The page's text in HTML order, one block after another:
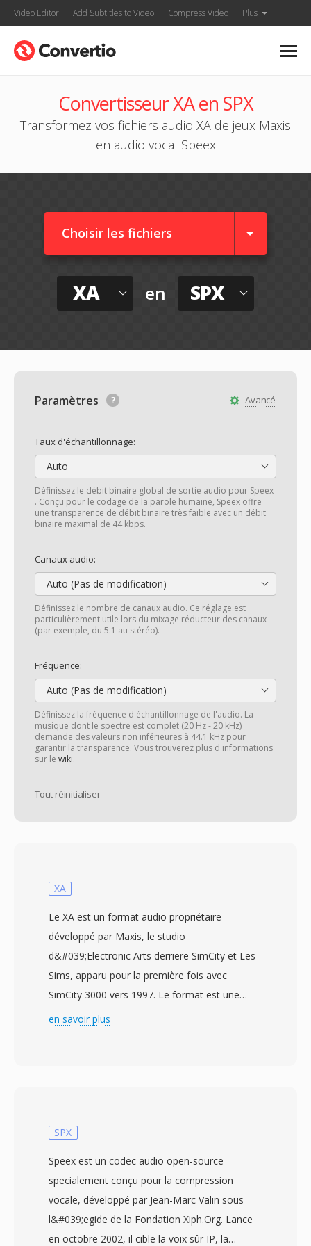
Video Editor Add Subtitles to Video Compress Video Plus
Convertisseur XA en SPX
Transformez vos fichiers audio XA de jeux Maxis
en audio vocal Speex
Choisir les fichiers
XA en SPX
Avancé
Paramètres
Taux d'échantillonnage:
Auto
Définissez le débit binaire global de sortie audio pour Speex
. Conçu pour le codage de la parole humaine, Speex offre
une transparence de débit binaire très faible avec un débit
binaire maximal de 44 kbps.
Canaux audio:
Auto (Pas de modification)
Définissez le nombre de canaux audio. Ce réglage est
particulièrement utile lors du mixage réducteur des canaux
(par exemple, du 5.1 au stéréo).
Fréquence:
Auto (Pas de modification)
Définissez la fréquence d'échantillonnage de l'audio. La
musique dont le spectre est complet (20 Hz - 20 kHz)
demande des valeurs non inférieures à 44.1 kHz pour
garantir la transparence. Vous trouverez plus d'informations
sur le wiki.
Tout réinitialiser
XA
Le XA est un format audio propriétaire
développé par Maxis, le studio
d&#039;Electronic Arts derriere SimCity et Les
Sims, apparu pour la première fois avec
SimCity 3000 vers 1997. Le format est une
variante de l&#039;EA ADPCM (Adaptive
L&#039;encodage XA stocké la différence entre
les valeurs absolues, puis quantifie ces
différences dans une plage de bits contrainte.
Cette approche produit une compression
significative tout en maintenant un décodage
en savoir plus
SPX
Speex est un codec audio open-source
specialement conçu pour la compression
vocale, développé par Jean-Marc Valin sous
l&#039;egide de la Fondation Xiph.Org. Lance
en octobre 2002, il cible la voix sûr IP, la